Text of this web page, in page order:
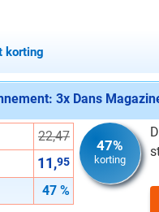
korting
3x Dans
22,47
11,95
47 %
47%
korting